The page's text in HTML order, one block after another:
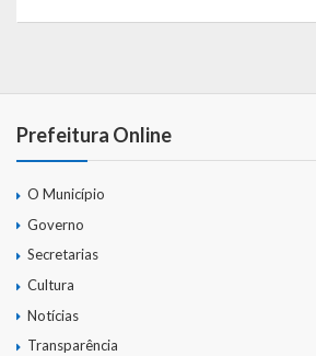
Prefeitura Online
O Município
Governo
Secretarias
Cultura
Notícias
Transparência